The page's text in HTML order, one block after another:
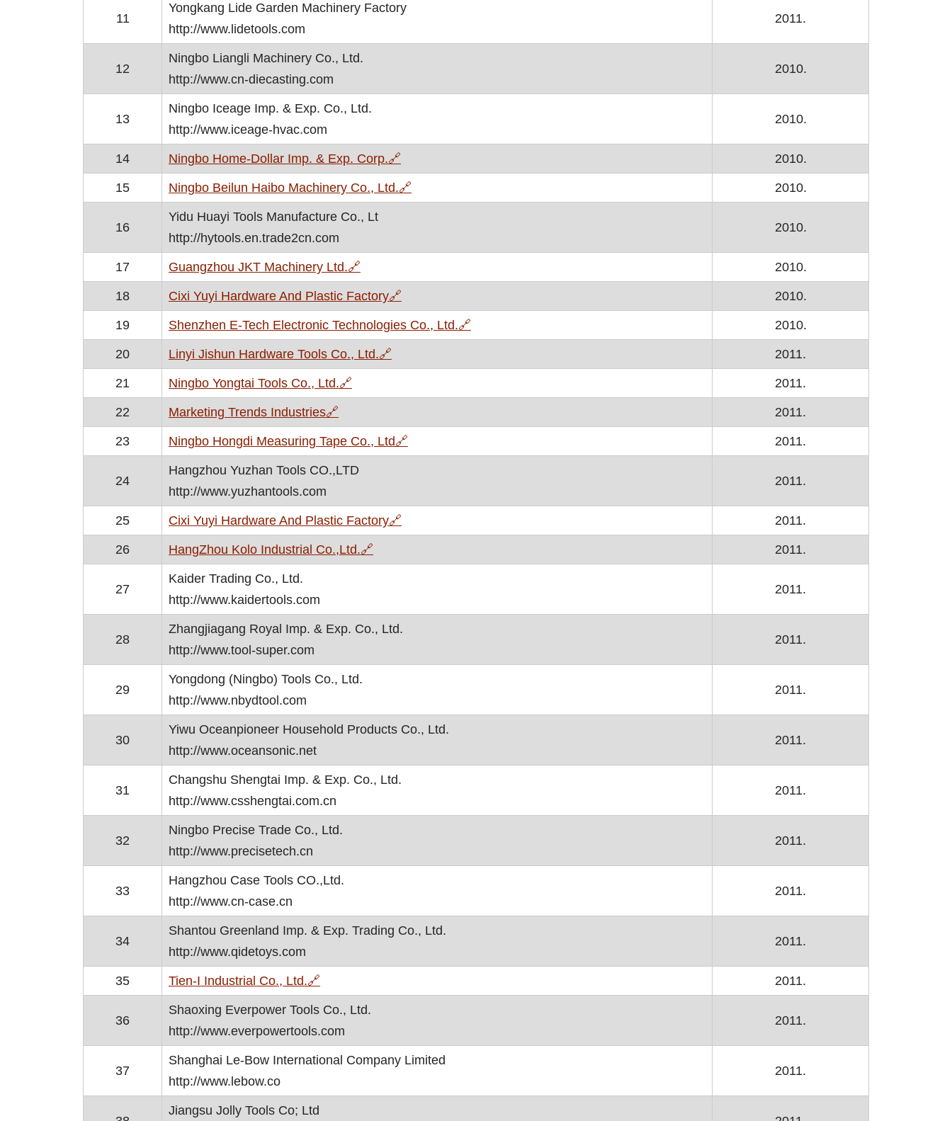
11
Yongkang Lide Garden Machinery Factory
http://www.lidetools.com
2011.
12
Ningbo Liangli Machinery Co., Ltd.
http://www.cn-diecasting.com
2010.
13
Ningbo Iceage Imp. & Exp. Co., Ltd.
http://www.iceage-hvac.com
2010.
14 Ningbo Home-Dollar Imp. & Exp. Corp.🔗 2010.
15 Ningbo Beilun Haibo Machinery Co., Ltd.🔗 2010.
16
Yidu Huayi Tools Manufacture Co., Lt
http://hytools.en.trade2cn.com
2010.
17 Guangzhou JKT Machinery Ltd.🔗 2010.
18 Cixi Yuyi Hardware And Plastic Factory🔗 2010.
19 Shenzhen E-Tech Electronic Technologies Co., Ltd.🔗 2010.
20 Linyi Jishun Hardware Tools Co., Ltd.🔗 2011.
21 Ningbo Yongtai Tools Co., Ltd.🔗 2011.
22 Marketing Trends Industries🔗 2011.
23 Ningbo Hongdi Measuring Tape Co., Ltd🔗 2011.
24
Hangzhou Yuzhan Tools CO.,LTD
http://www.yuzhantools.com
2011.
25 Cixi Yuyi Hardware And Plastic Factory🔗 2011.
26 HangZhou Kolo Industrial Co.,Ltd.🔗 2011.
27
Kaider Trading Co., Ltd.
http://www.kaidertools.com
2011.
28
Zhangjiagang Royal Imp. & Exp. Co., Ltd.
http://www.tool-super.com
2011.
29
Yongdong (Ningbo) Tools Co., Ltd.
http://www.nbydtool.com
2011.
30
Yiwu Oceanpioneer Household Products Co., Ltd.
http://www.oceansonic.net
2011.
31
Changshu Shengtai Imp. & Exp. Co., Ltd.
http://www.csshengtai.com.cn
2011.
32
Ningbo Precise Trade Co., Ltd.
http://www.precisetech.cn
2011.
33
Hangzhou Case Tools CO.,Ltd.
http://www.cn-case.cn
2011.
34
Shantou Greenland Imp. & Exp. Trading Co., Ltd.
http://www.qidetoys.com
2011.
35 Tien-I Industrial Co., Ltd.🔗 2011.
36
Shaoxing Everpower Tools Co., Ltd.
http://www.everpowertools.com
2011.
37
Shanghai Le-Bow International Company Limited
http://www.lebow.co
2011.
Jiangsu Jolly Tools Co; Ltd